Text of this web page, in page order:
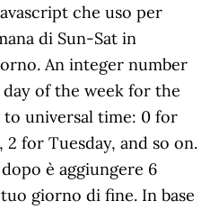
che uso per
di Sun-Sat in
An integer number
of the week for the
universal time: 0 for
2 for Tuesday, and so on.
è aggiungere 6
giorno di fine. In base